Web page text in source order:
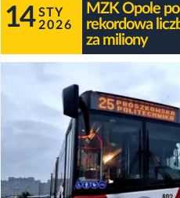
14 STY
2026
MZK Opole
rekordowa
za miliony